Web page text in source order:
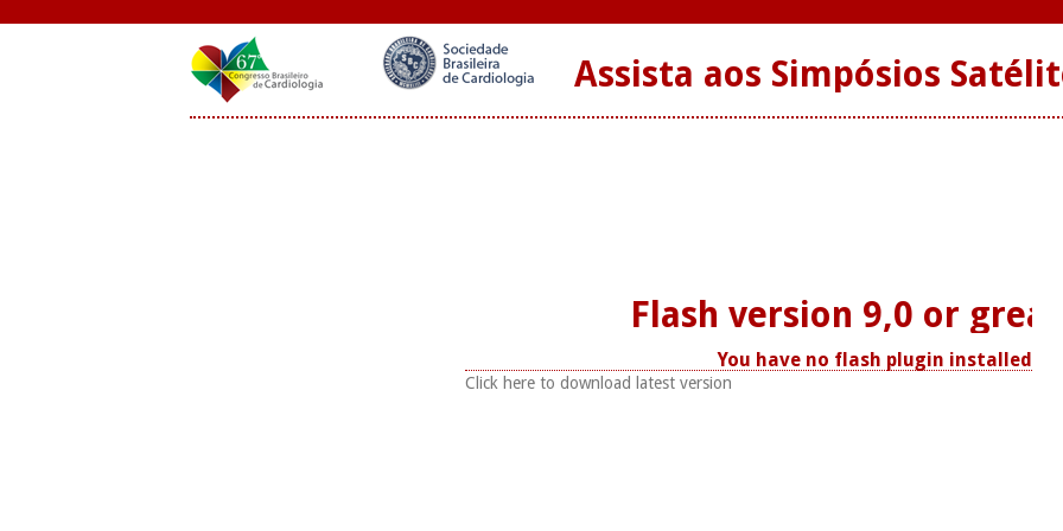
Assista aos Simpósios
Flash version 9,0 or
You have no flash plugin installed
Click here to download latest version